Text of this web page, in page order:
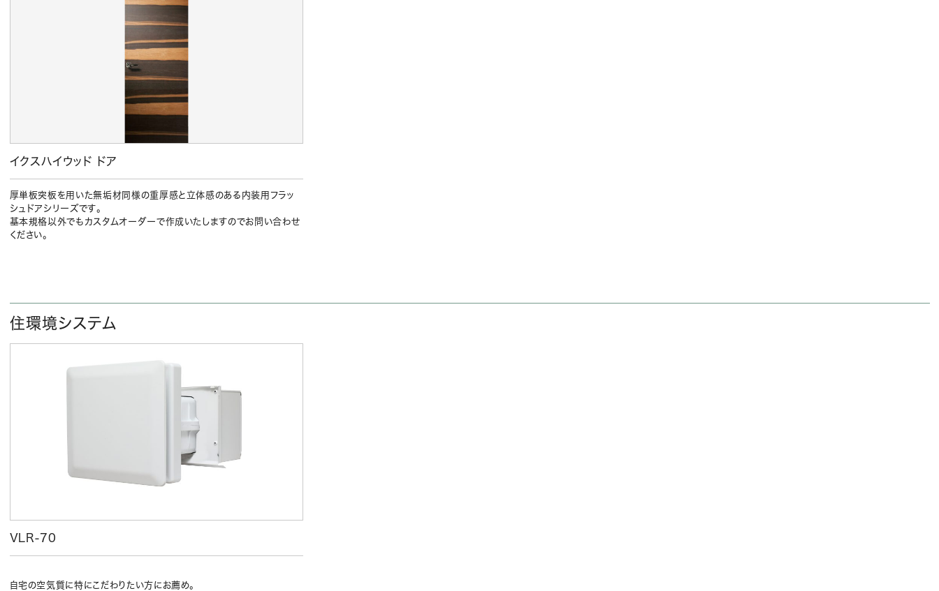
イクスハイウッド ドア
厚単板突板を用いた無垢材同様の重厚感と立体感のある内装用フラッ
シュドアシリーズです。
基本規格以外でもカスタムオーダーで作成いたしますのでお問い合わせ
ください。
住環境システム
VLR-70
自宅の空気質に特にこだわりたい方にお薦め。